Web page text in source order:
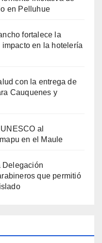
en Pelluhue
fortalece la
en la hotelería
con la entrega de
Cauquenes y
al
en el Maule
Delegación
que permitió